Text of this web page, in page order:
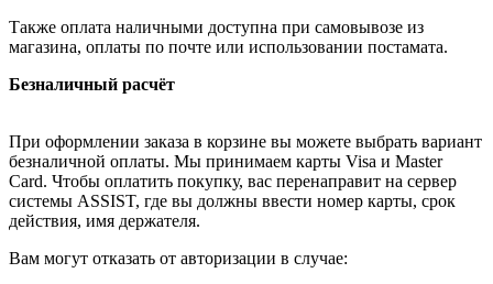
Также оплата наличными доступна при самовывозе из
магазина, оплаты по почте или использовании постамата.
Безналичный расчёт
При оформлении заказа в корзине вы можете выбрать вариант
безналичной оплаты. Мы принимаем карты Visa и Master
Card. Чтобы оплатить покупку, вас перенаправит на сервер
системы ASSIST, где вы должны ввести номер карты, срок
действия, имя держателя.
Вам могут отказать от авторизации в случае: